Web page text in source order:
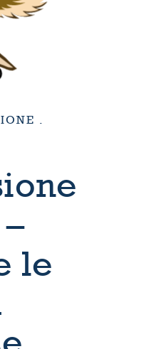
.
le